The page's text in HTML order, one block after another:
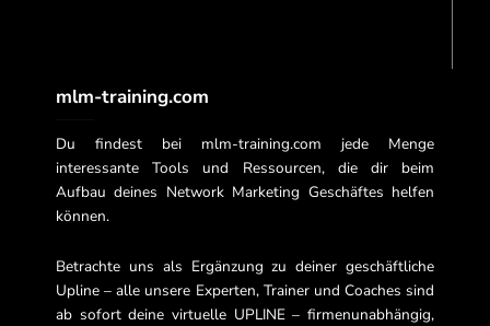
mlm-training.com
Du findest bei mlm-training.com jede Menge
interessante Tools und Ressourcen, die dir beim
Aufbau deines Network Marketing Geschäftes helfen
können.
Betrachte uns als Ergänzung zu deiner geschäftliche
Upline – alle unsere Experten, Trainer und Coaches sind
ab sofort deine virtuelle UPLINE – firmenunabhängig,